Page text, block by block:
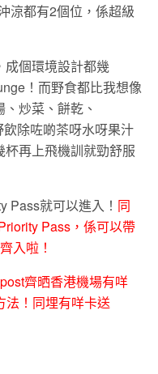
涼都有2個位，係超級
成個環境設計都幾
！而野食都比我想像
炒菜、餅乾、
除咗啲茶呀水呀果汁
再上飛機訓就勁舒服
Pass就可以進入！ 同
Pass，係可以帶
入啦！
post齊晒香港機場有咩
法！同埋有咩卡送